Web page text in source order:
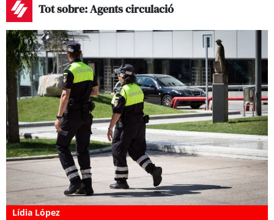
Tot sobre: Agents circulació
Lídia López